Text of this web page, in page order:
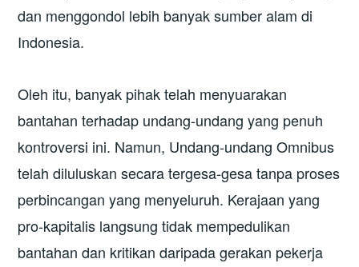
dan menggondol lebih banyak sumber alam di
Indonesia.
Oleh itu, banyak pihak telah menyuarakan
bantahan terhadap undang-undang yang penuh
kontroversi ini. Namun, Undang-undang Omnibus
telah diluluskan secara tergesa-gesa tanpa proses
perbincangan yang menyeluruh. Kerajaan yang
pro-kapitalis langsung tidak mempedulikan
bantahan dan kritikan daripada gerakan pekerja